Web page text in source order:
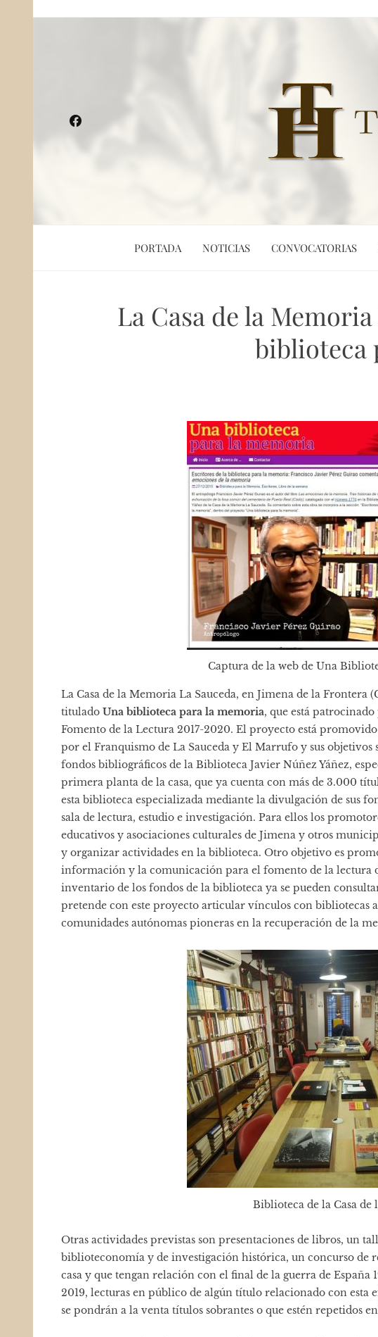
PORTADA NOTICIAS CONVOCATORIAS
La Casa de la
biblioteca
Captura de la web de Una
La Casa de la Memoria La Sauceda, en Jimena de la
titulado Una biblioteca para la memoria, que está
Fomento de la Lectura 2017-2020. El proyecto está
por el Franquismo de La Sauceda y El Marrufo y sus
fondos bibliográficos de la Biblioteca Javier Núñez Yáñez,
primera planta de la casa, que ya cuenta con más de 3.000
esta biblioteca especializada mediante la divulgación de sus
sala de lectura, estudio e investigación. Para ellos los
educativos y asociaciones culturales de Jimena y otros
y organizar actividades en la biblioteca. Otro objetivo es
información y la comunicación para el fomento de la lectura
inventario de los fondos de la biblioteca ya se pueden
pretende con este proyecto articular vínculos con bibliotecas
comunidades autónomas pioneras en la recuperación de la
Biblioteca de la Casa de
Otras actividades previstas son presentaciones de libros, un
biblioteconomía y de investigación histórica, un concurso de
casa y que tengan relación con el final de la guerra de España
2019, lecturas en público de algún título relacionado con
se pondrán a la venta títulos sobrantes o que estén repetidos